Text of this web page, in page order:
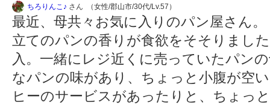
ちろりんこ♪ さん （女性/郡山市/30代/Lv.57）
最近、母共々お気に入りのパン屋さん
立てのパンの香りが食欲をそそりまし
入。一緒にレジ近くに売っていたパン
なパンの味があり、ちょっと小腹が空
ヒーのサービスがあったりと、ちょっ